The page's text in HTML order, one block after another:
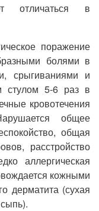
отличаться в
поражение
болями в
срыгиваниями и
стулом 5-6 раз в
кровотечения
общее
общая
расстройство
аллергическая
кожными
дерматита (сухая